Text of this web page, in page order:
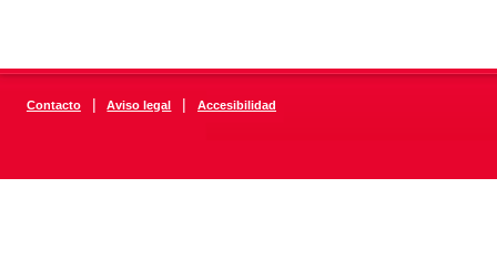
Contacto | Aviso legal | Accesibilidad